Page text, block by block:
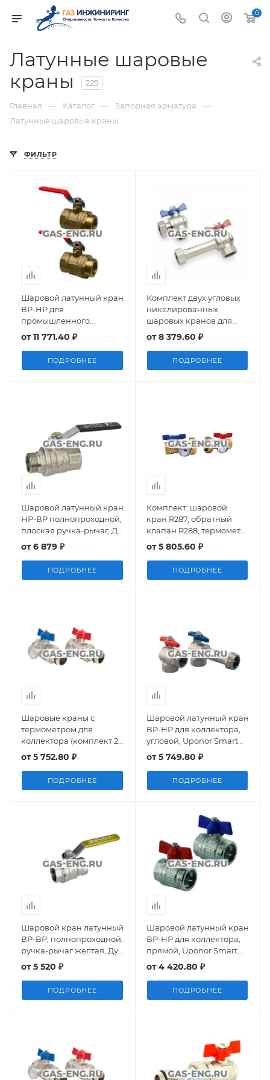
0
Латунные шаровые
краны
229
Главная — Каталог — Запорная арматура —
Латунные шаровые краны
ФИЛЬТР
Шаровой латунный кран
ВР-НР для
промышленного
коллектора, Ду 32 Ру 6,
Uponor (комплект - 2 шт)
от11 771.40 ₽
ПОДРОБНЕЕ
Комплект двух угловых
никелированных
шаровых кранов для
коллекторов HKV/HLV,
Rehau
от8 379.60 ₽
ПОДРОБНЕЕ
Шаровой латунный кран
НР-ВР полнопроходной,
плоская ручка-рычаг, Ду
8-50 Ру 25-64, Bugatti
от6 879 ₽
ПОДРОБНЕЕ
Комплект: шаровой
кран R287, обратный
клапан R288, термометр
R540, Giacomini
от5 805.60 ₽
ПОДРОБНЕЕ
Шаровые краны с
термометром для
коллектора (комплект 2
штуки), MVI
от5 752.80 ₽
ПОДРОБНЕЕ
Шаровой латунный кран
ВР-НР для коллектора,
угловой, Uponor Smart
(комплект - 2 шт)
от5 749.80 ₽
ПОДРОБНЕЕ
Шаровой кран латунный
ВР-ВР, полнопроходной,
ручка-рычаг желтая, Ду
15-50, Ру 28-35, Giacomini
от5 520 ₽
ПОДРОБНЕЕ
Шаровой латунный кран
ВР-НР для коллектора,
прямой, Uponor Smart
(комплект - 2 шт)
от4 420.80 ₽
ПОДРОБНЕЕ